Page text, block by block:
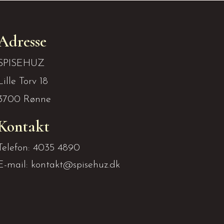
Torv 18
Rønne
Telefon: 4035 4890
mail: kontakt@spisehuz.dk